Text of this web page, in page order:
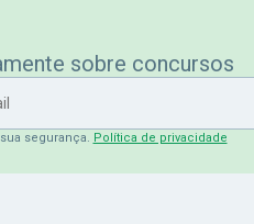
sobre concursos
segurança. Política de privacidade